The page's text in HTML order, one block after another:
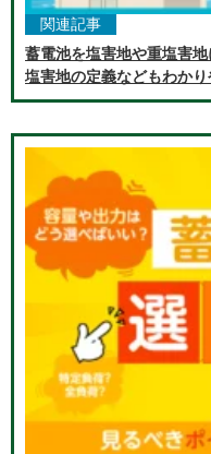
関連記事
蓄電池を塩害地や重塩害
塩害地の定義などもわか